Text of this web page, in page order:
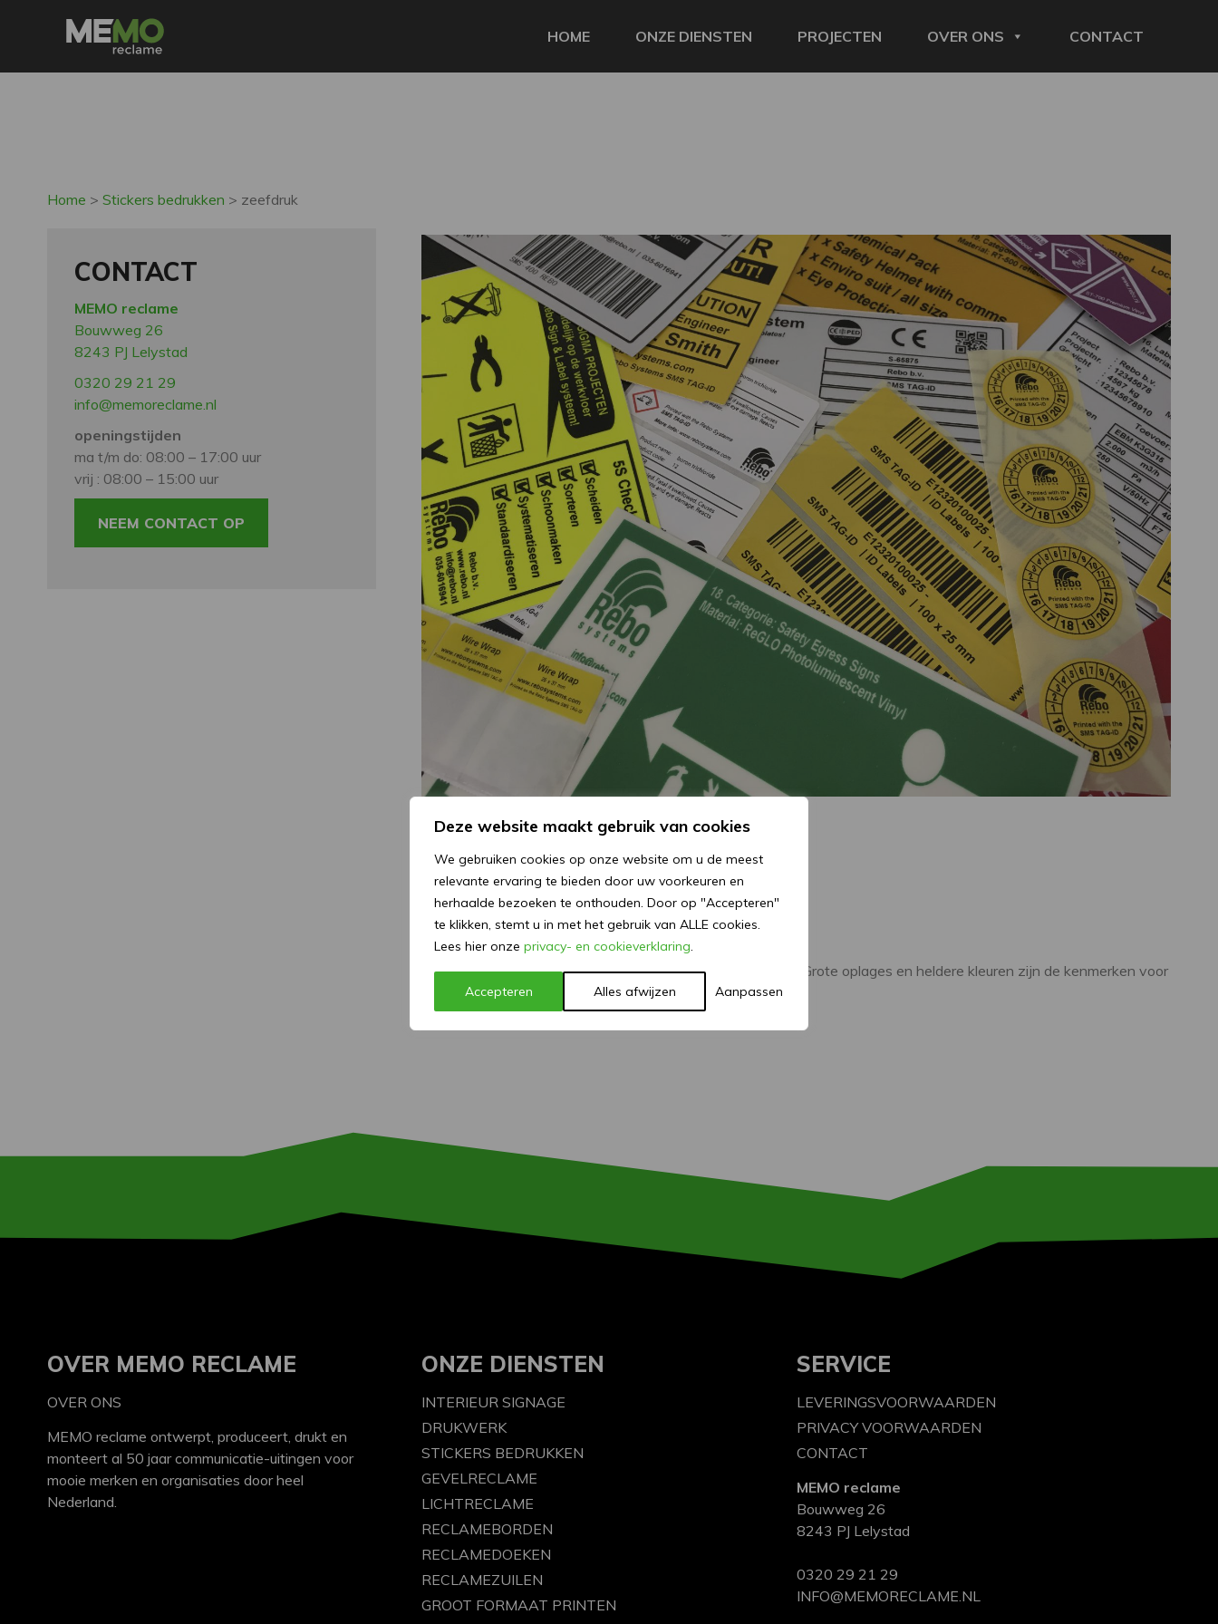
Deze website maakt gebruik van cookies
We gebruiken cookies op onze website om u de meest
relevante ervaring te bieden door uw voorkeuren en
herhaalde bezoeken te onthouden. Door op "Accepteren"
te klikken, stemt u in met het gebruik van ALLE cookies.
Lees hier onze privacy- en cookieverklaring.
Aanpassen
Alles afwijzen
Accepteren
HOME ONZE DIENSTEN PROJECTEN OVER ONS CONTACT
Home > Stickers bedrukken > zeefdruk
ZEEFDRUK
13 januari, 2021
Gepubliceerd door Brimotech
Veel stickers voor codering worden in zeefdruk uitgevoerd. Grote oplages en heldere kleuren zijn de kenmerken voor
zeefdruk.
CONTACT
MEMO reclame
Bouwweg 26
8243 PJ Lelystad
0320 29 21 29
info@memoreclame.nl
openingstijden
ma t/m do: 08:00 – 17:00 uur
vrij : 08:00 – 15:00 uur
NEEM CONTACT OP
OVER MEMO RECLAME
OVER ONS
MEMO reclame ontwerpt, produceert, drukt en
monteert al 50 jaar communicatie-uitingen voor
mooie merken en organisaties door heel
Nederland.
ONZE DIENSTEN
INTERIEUR SIGNAGE
DRUKWERK
STICKERS BEDRUKKEN
GEVELRECLAME
LICHTRECLAME
RECLAMEBORDEN
RECLAMEDOEKEN
RECLAMEZUILEN
GROOT FORMAAT PRINTEN
SERVICE
LEVERINGSVOORWAARDEN
PRIVACY VOORWAARDEN
CONTACT
MEMO reclame
Bouwweg 26
8243 PJ Lelystad
0320 29 21 29
INFO@MEMORECLAME.NL